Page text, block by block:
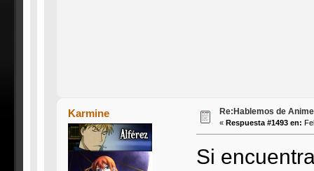
Karmine Re:Hablemos de
« Respuesta #1493 en:
Si